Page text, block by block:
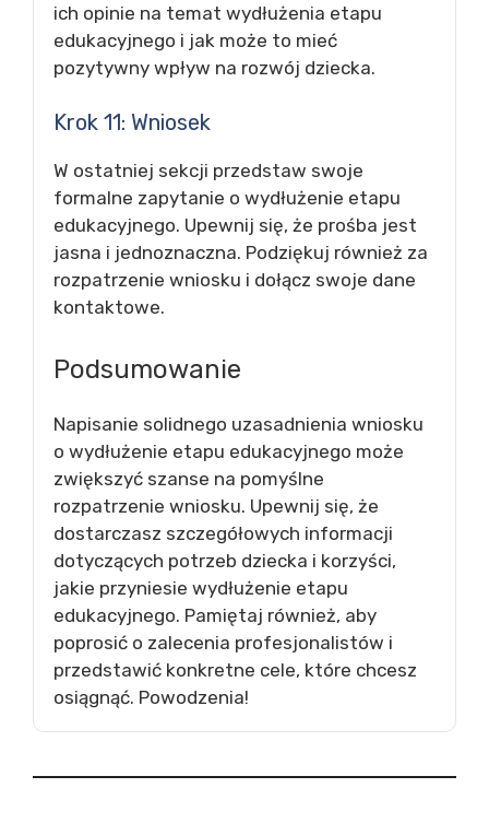
ich opinie na temat wydłużenia etapu
edukacyjnego i jak może to mieć
pozytywny wpływ na rozwój dziecka.
Krok 11: Wniosek
W ostatniej sekcji przedstaw swoje
formalne zapytanie o wydłużenie etapu
edukacyjnego. Upewnij się, że prośba jest
jasna i jednoznaczna. Podziękuj również za
rozpatrzenie wniosku i dołącz swoje dane
kontaktowe.
Podsumowanie
Napisanie solidnego uzasadnienia wniosku
o wydłużenie etapu edukacyjnego może
zwiększyć szanse na pomyślne
rozpatrzenie wniosku. Upewnij się, że
dostarczasz szczegółowych informacji
dotyczących potrzeb dziecka i korzyści,
jakie przyniesie wydłużenie etapu
edukacyjnego. Pamiętaj również, aby
poprosić o zalecenia profesjonalistów i
przedstawić konkretne cele, które chcesz
osiągnąć. Powodzenia!